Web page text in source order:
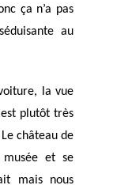
ça n’a pas
au
la vue
plutôt très
château de
et se
mais nous